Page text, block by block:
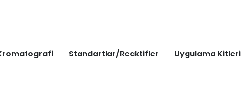
Standartlar/Reaktifler Uygulama Kitleri